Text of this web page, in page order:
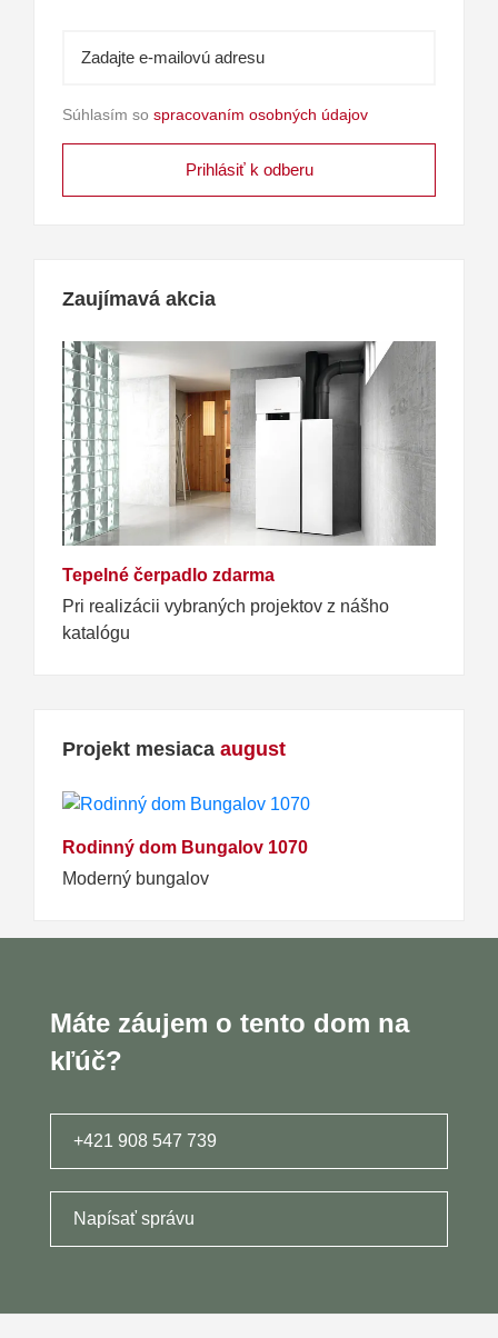
Súhlasím so spracovaním osobných údajov
Zaujímavá akcia
Tepelné čerpadlo zdarma
Pri realizácii vybraných projektov z nášho
katalógu
Projekt mesiaca august
Rodinný dom Bungalov 1070
Moderný bungalov
Máte záujem o tento dom na
kľúč?
+421 908 547 739
Napísať správu